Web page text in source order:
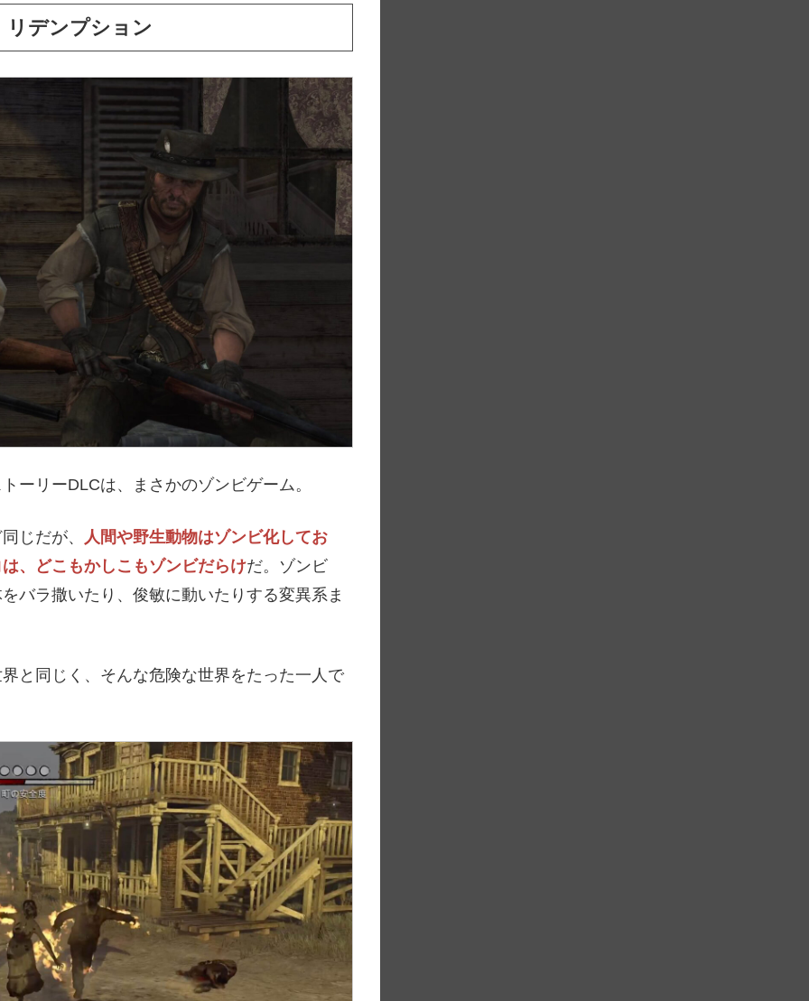
デンプション
ーリーDLCは、まさかのゾンビゲーム。
じだが、
人間や野生動物はゾンビ化してお
、どこもかしこもゾンビだらけだ。ゾンビ
バラ撒いたり、俊敏に動いたりする変異系ま
と同じく、そんな危険な世界をたった一人で